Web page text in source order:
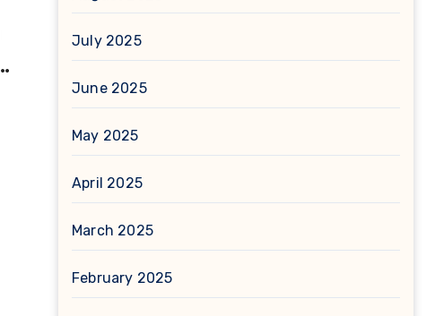
July 2025
June 2025
May 2025
April 2025
March 2025
February 2025